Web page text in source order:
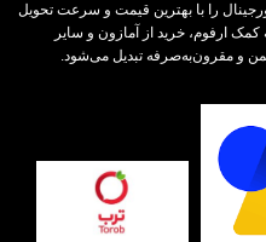
را با بهترین قیمت و سرعت تحویل
کمک ارفوم، خرید از آمازون و سایر
و مقرون‌به‌صرفه تبدیل می‌شود.